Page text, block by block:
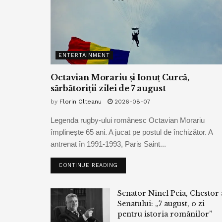
ENTERTAINMENT
Octavian Morariu și Ionuț Curcă,
sărbătoriții zilei de 7 august
by Florin Olteanu 2026-08-07
Legenda rugby-ului românesc Octavian Morariu
împlinește 65 ani. A jucat pe postul de închizător. A
antrenat în 1991-1993, Paris Saint...
CONTINUE READING
Senator Ninel Peia, Chestor
Senatului: „7 august, o zi
pentru istoria românilor”